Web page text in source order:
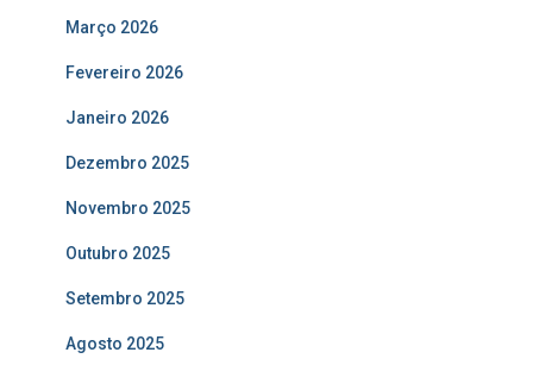
Março 2026
Fevereiro 2026
Janeiro 2026
Dezembro 2025
Novembro 2025
Outubro 2025
Setembro 2025
Agosto 2025